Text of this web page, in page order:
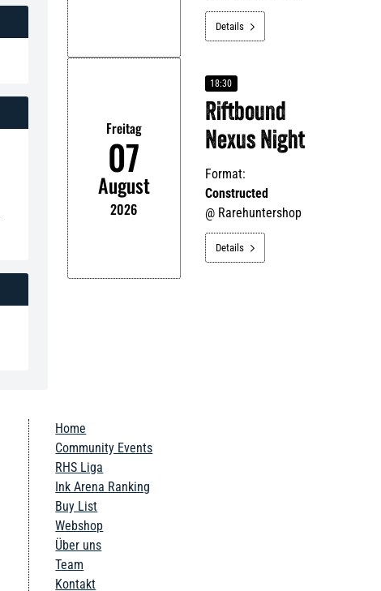
Details 
Freitag
07
August
2026
18:30
Riftbound
Nexus Night
Format:
Constructed
@ Rarehuntershop
Details 
Home
Community Events
RHS Liga
Ink Arena Ranking
Buy List
Webshop
Über uns
Team
Kontakt